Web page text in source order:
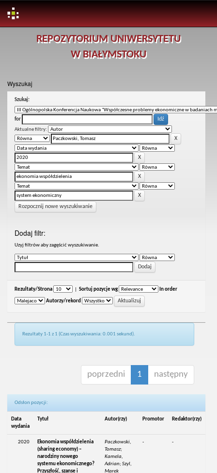
REPOZYTORIUM UNIWERSYTETU
W BIAŁYMSTOKU
Wyszukaj
Szukaj:
for
Aktualne filtry:
Rozpocznij nowe wyszukiwanie
Dodaj filtr:
Uzyj filtrów aby zagęścić wyszukiwanie.
Rezultaty/Strona Sortuj pozycje wg In order
Autorzy/rekord
Rezultaty 1-1 z 1 (Czas wyszukiwania: 0.001 sekund).
poprzedni 1 następny
Odsłon pozycji:
Data
wydania
Tytuł Autor(rzy) Promotor Redaktor(rzy)
2020
Ekonomia współdzielenia
(sharing economy) –
narodziny nowego
systemu ekonomicznego?
Przyszłość, szanse i
Paczkowski,
Tomasz;
Kamela,
Adrian; Szyl,
Marek
- -